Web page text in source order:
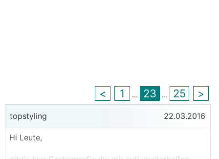
< 1 ... 23 ... 25 >
topstyling 22.03.2016
Hi Leute,